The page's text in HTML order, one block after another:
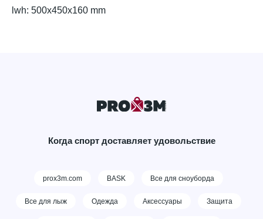
lwh: 500x450x160 mm
Когда спорт доставляет удовольствие
prox3m.com BASK Все для сноуборда
Все для лыж Одежда Аксессуары Защита